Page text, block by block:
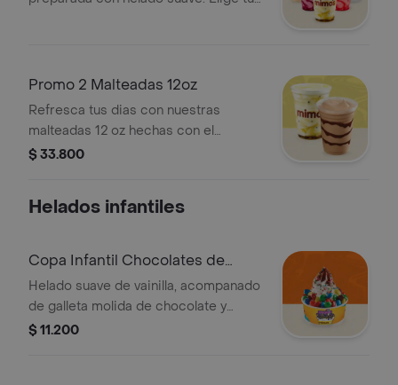
Promo 2 Malteadas 12oz
Refresca tus dias con nuestras
malteadas 12 oz hechas con el
tradicional helado de vainilla
$ 33.800
Helados infantiles
Copa Infantil Chocolates de
Colores
Helado suave de vainilla, acompanado
de galleta molida de chocolate y
cobertura de chocolate, con un toque
$ 11.200